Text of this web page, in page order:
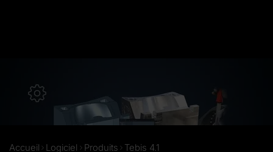
Accueil Logiciel Produits Tebis 4.1